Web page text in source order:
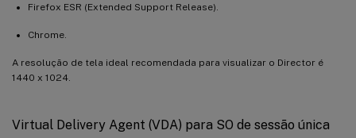
Firefox ESR (Extended Support Release).
Chrome.
A resolução de tela ideal recomendada para visualizar o Director é
1440 x 1024.
Virtual Delivery Agent (VDA) para SO de sessão única